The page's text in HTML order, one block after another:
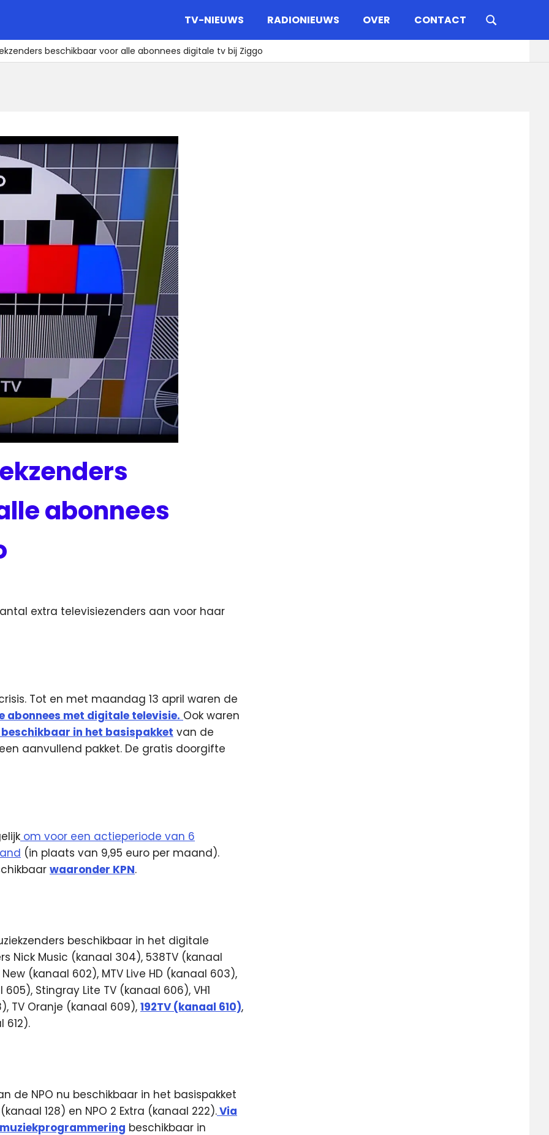
TV-NIEUWS RADIONIEUWS OVER CONTACT
beschikbaar voor alle abonnees digitale tv bij Ziggo
abonnees
extra televisiezenders aan voor haar
Tot en met maandag 13 april waren de
abonnees met digitale televisie. Ook waren
in het basispakket van de
aanvullend pakket. De gratis doorgifte
om voor een actieperiode van 6
(in plaats van 9,95 euro per maand).
waaronder KPN.
beschikbaar in het digitale
Nick Music (kanaal 304), 538TV (kanaal
(kanaal 602), MTV Live HD (kanaal 603),
Stingray Lite TV (kanaal 606), VH1
TV Oranje (kanaal 609), 192TV (kanaal 610),
612).
de NPO nu beschikbaar in het basispakket
128) en NPO 2 Extra (kanaal 222).Via
muziekprogrammering beschikbaar in